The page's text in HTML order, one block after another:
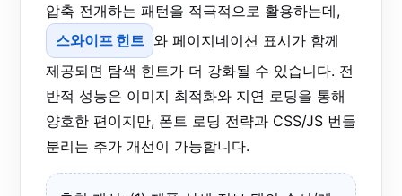
압축 전개하는 패턴을 적극적으로 활용하는데,
스와이프 힌트 와 페이지네이션 표시가 함께
제공되면 탐색 힌트가 더 강화될 수 있습니다. 전
반적 성능은 이미지 최적화와 지연 로딩을 통해
양호한 편이지만, 폰트 로딩 전략과 CSS/JS 번들
분리는 추가 개선이 가능합니다.